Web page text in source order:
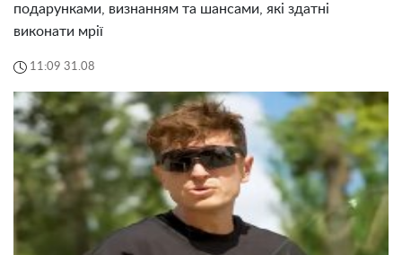
подарунками, визнанням та шансами, які здатні
виконати мрії
11:09 31.08